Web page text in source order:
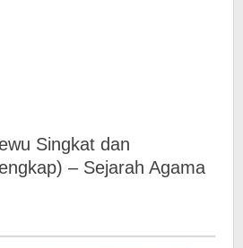
Singkat dan
– Sejarah Agama